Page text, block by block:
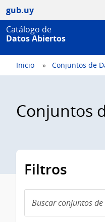
gub.uy
Catálogo de
Datos Abiertos
Inicio Conjuntos de
Conjuntos
Filtros
conjuntos
de